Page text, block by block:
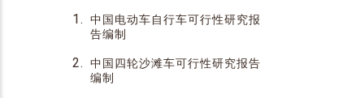
1.
中国电动车自行车可行性研究报
告编制
2.
中国四轮沙滩车可行性研究报告
编制